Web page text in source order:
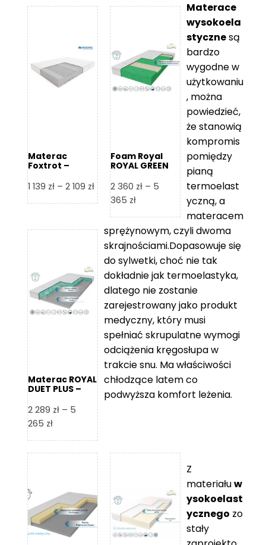
Materac
Foxtrot –
1 139 zł – 2 109 złZakres
cen:
1
139 zł
do
2
109 zł
Foam Royal
ROYAL GREEN
piankowy
2 360 zł – 5
365 złZakres
od
2
360 zł
5
365 zł
Materac ROYAL
DUET PLUS –
2 289 zł – 5
265 złZakres
od
do
5
265 zł
Materace
wysokoela
stycznesą
bardzo
wygodne w
użytkowaniu
, można
powiedzieć,
że stanowią
kompromis
pomiędzy
pianą
termoelast
yczną, a
materacem
sprężynowym, czyli dwoma
skrajnościami.Dopasowuje się
do sylwetki, choć nie tak
dokładnie jak termoelastyka,
dlatego nie zostanie
zarejestrowany jako produkt
medyczny, który musi
spełniać skrupulatne wymogi
odciążenia kręgosłupa w
trakcie snu. Ma właściwości
chłodzące latem co
podwyższa komfort leżenia.
Z
materiałuw
ysokoelast
ycznego zo
stały